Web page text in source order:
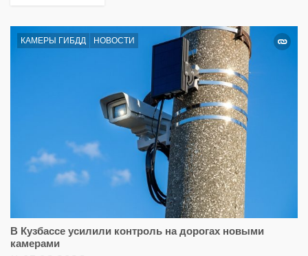
КАМЕРЫ ГИБДД НОВОСТИ
В Кузбассе усилили контроль на дорогах новыми
камерами